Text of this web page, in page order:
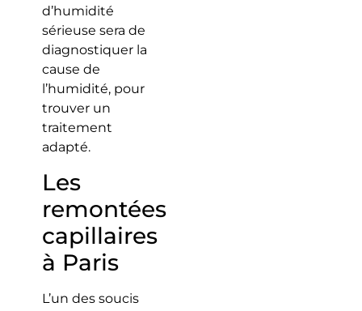
d’humidité
sérieuse sera de
diagnostiquer la
cause de
l’humidité, pour
trouver un
traitement
adapté.
Les
remontées
capillaires
à Paris
L’un des soucis